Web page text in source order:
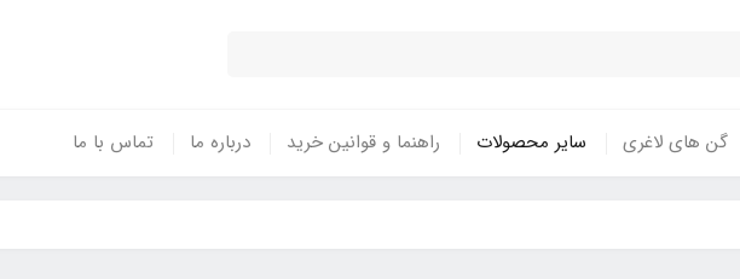
گن های لاغری سایر محصولات راهنما و قوانین خرید درباره ما تماس با ما